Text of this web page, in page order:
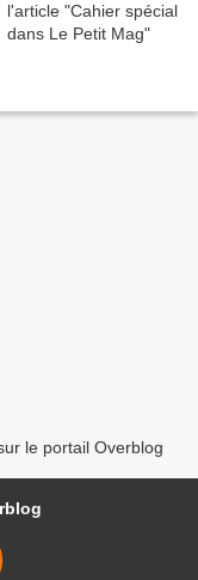
le portail Overblog